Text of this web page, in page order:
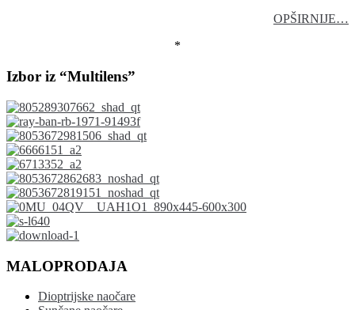
OPŠIRNIJE…
*
Izbor iz “Multilens”
MALOPRODAJA
Dioptrijske naočare